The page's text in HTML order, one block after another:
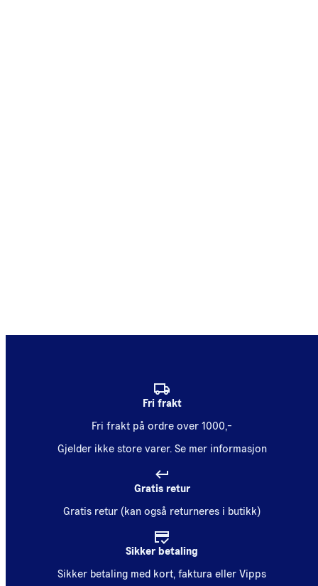
Fri frakt
Fri frakt på ordre over 1000,-
Gjelder ikke store varer. Se mer informasjon
Gratis retur
Gratis retur (kan også returneres i butikk)
Sikker betaling
Sikker betaling med kort, faktura eller Vipps